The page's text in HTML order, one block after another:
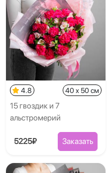
4.8 40 x 50 см
15 гвоздик и 7
альстромерий
5225₽ Заказать